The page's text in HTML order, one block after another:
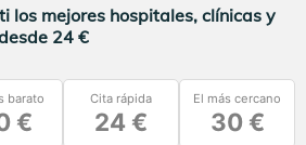
los mejores hospitales, clínicas y
24 €
barato
€
Cita rápida
24 €
El más cercano
30 €